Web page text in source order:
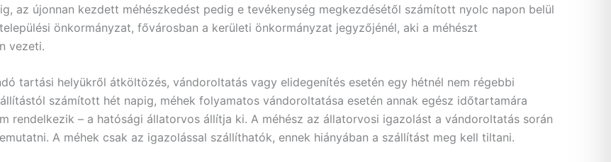
az újonnan kezdett méhészkedést pedig e tevékenység megkezdésétől számított nyolc napon belül
önkormányzat, fővárosban a kerületi önkormányzat jegyzőjénél, aki a méhészt
vezeti.
tartási helyükről átköltözés, vándoroltatás vagy elidegenítés esetén egy hétnél nem régebbi
számított hét napig, méhek folyamatos vándoroltatása esetén annak egész időtartamára
rendelkezik – a hatósági állatorvos állítja ki. A méhész az állatorvosi igazolást a vándoroltatás során
A méhek csak az igazolással szállíthatók, ennek hiányában a szállítást meg kell tiltani.